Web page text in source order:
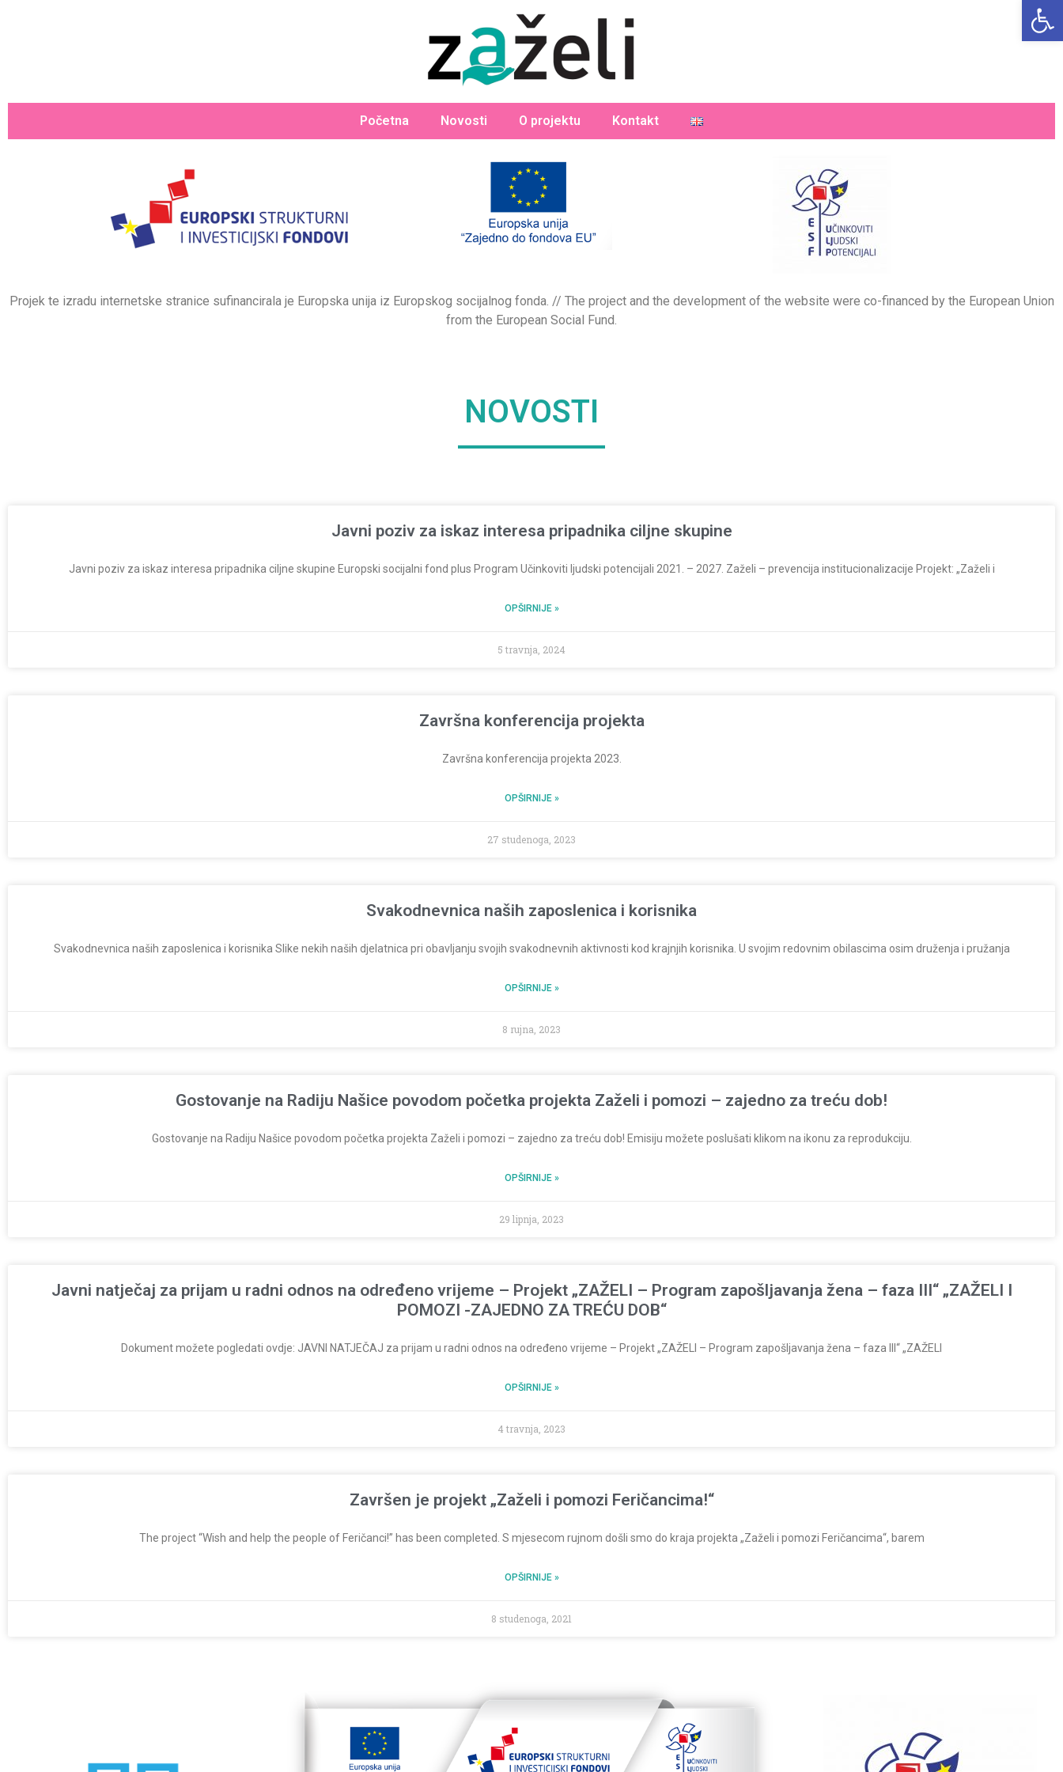
Početna Novosti O projektu Kontakt
Projek te izradu internetske stranice sufinancirala je Europska unija iz Europskog socijalnog fonda. // The project and the development of the website were co-financed by the European Union
from the European Social Fund.
NOVOSTI
Javni poziv za iskaz interesa pripadnika ciljne skupine
Javni poziv za iskaz interesa pripadnika ciljne skupine Europski socijalni fond plus Program Učinkoviti ljudski potencijali 2021. – 2027. Zaželi – prevencija institucionalizacije Projekt: „Zaželi i
OPŠIRNIJE »
5 travnja, 2024
Završna konferencija projekta
Završna konferencija projekta 2023.
OPŠIRNIJE »
27 studenoga, 2023
Svakodnevnica naših zaposlenica i korisnika
Svakodnevnica naših zaposlenica i korisnika Slike nekih naših djelatnica pri obavljanju svojih svakodnevnih aktivnosti kod krajnjih korisnika. U svojim redovnim obilascima osim druženja i pružanja
OPŠIRNIJE »
8 rujna, 2023
Gostovanje na Radiju Našice povodom početka projekta Zaželi i pomozi – zajedno za treću dob!​
Gostovanje na Radiju Našice povodom početka projekta Zaželi i pomozi – zajedno za treću dob!​ Emisiju možete poslušati klikom na ikonu za reprodukciju.
OPŠIRNIJE »
29 lipnja, 2023
Javni natječaj za prijam u radni odnos na određeno vrijeme – Projekt „ZAŽELI – Program zapošljavanja žena – faza III“ „ZAŽELI I
POMOZI -ZAJEDNO ZA TREĆU DOB“
Dokument možete pogledati ovdje: JAVNI NATJEČAJ za prijam u radni odnos na određeno vrijeme – Projekt „ZAŽELI – Program zapošljavanja žena – faza III“ „ZAŽELI
OPŠIRNIJE »
4 travnja, 2023
Završen je projekt „Zaželi i pomozi Feričancima!“
The project “Wish and help the people of Feričanci!” has been completed. S mjesecom rujnom došli smo do kraja projekta „Zaželi i pomozi Feričancima“, barem
OPŠIRNIJE »
8 studenoga, 2021